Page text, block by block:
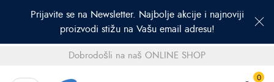
Prijavite se na Newsletter. Najbolje akcije i najnoviji
proizvodi stižu na Vašu email adresu!
Dobrodošli na naš ONLINE SHOP
0